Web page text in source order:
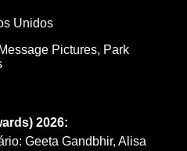
Unidos
Message Pictures, Park
2026:
Geeta Gandbhir, Alisa